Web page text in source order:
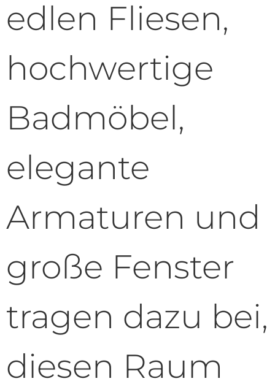
edlen Fliesen,
hochwertige
Badmöbel,
elegante
Armaturen und
große Fenster
tragen dazu bei,
diesen Raum